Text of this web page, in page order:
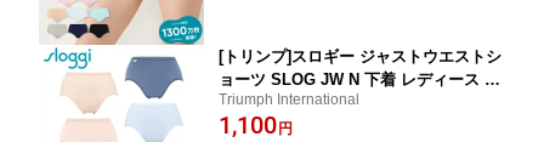
[トリンプ]スロギー ジャストウエストシ
ョーツ SLOG JW N 下着 レディース sl
oggi
Triumph International
1,100円